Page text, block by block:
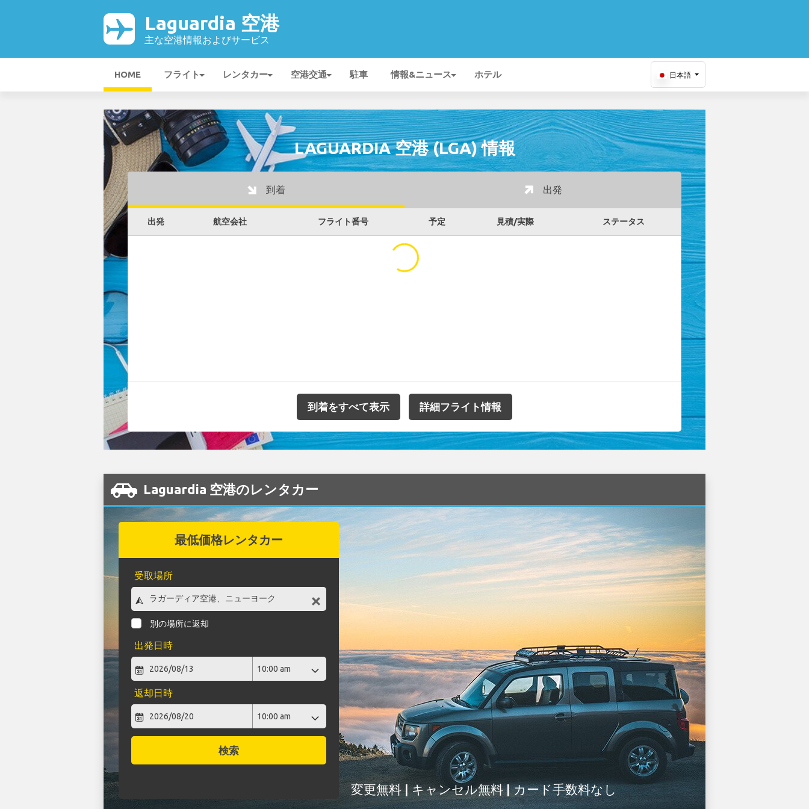
Laguardia 空港
主な空港情報およびサービス
HOME フライト レンタカー 空港交通 駐車 情報&ニュース ホテル 日本語
LAGUARDIA 空港 (LGA) 情報
到着 出発
出発 航空会社 フライト番号 予定 見積/実際 ステータス
到着をすべて表示 詳細フライト情報
Laguardia 空港のレンタカー
最低価格レンタカー
受取場所
別の場所に返却
出発日時
返却日時
検索
変更無料 | キャンセル無料 | カード手数料なし